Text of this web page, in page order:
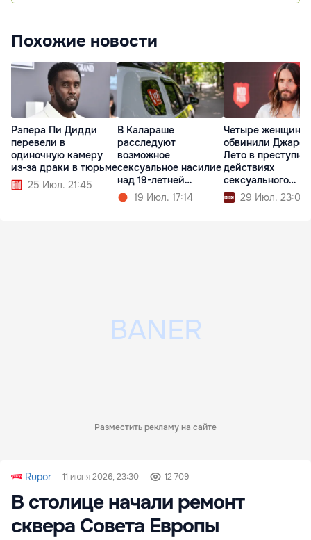
Похожие новости
Рэпера Пи Дидди
перевели в
одиночную камеру
из-за драки в тюрьме
25 Июл. 21:45
В Калараше
расследуют
возможное
сексуальное насилие
над 19-летней
девушкой
19 Июл. 17:14
Четыре женщины
обвинили
Лето в
действиях
сексуального
характера
29 Июл. 23:00
Разместить рекламу на сайте
Rupor 11 июня 2026, 23:30 12 709
В столице начали ремонт
сквера Совета Европы